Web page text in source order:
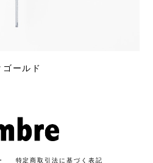
ールド
特定商取引法に基づく表記